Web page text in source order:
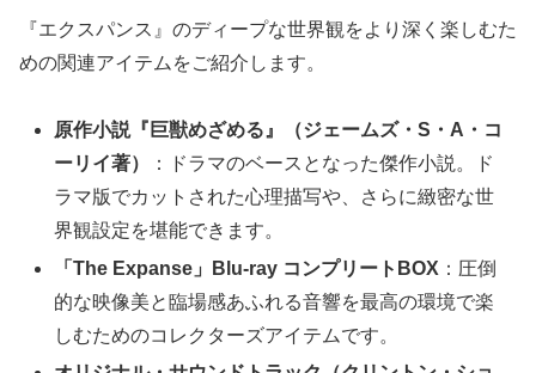
『エクスパンス』のディープな世界観をより深く楽しむた
めの関連アイテムをご紹介します。
原作小説『巨獣めざめる』（ジェームズ・S・A・コ
ーリイ著）
：ドラマのベースとなった傑作小説。ド
ラマ版でカットされた心理描写や、さらに緻密な世
界観設定を堪能できます。
「The Expanse」Blu-ray コンプリートBOX ：圧倒
的な映像美と臨場感あふれる音響を最高の環境で楽
しむためのコレクターズアイテムです。